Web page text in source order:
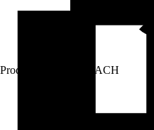
Prodej přes: HORNBACH